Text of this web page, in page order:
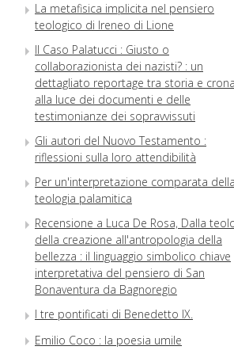
La metafisica implicita nel pensiero
teologico di Ireneo di Lione
Il Caso Palatucci : Giusto o
collaborazionista dei nazisti? : un
dettagliato reportage tra storia e
alla luce dei documenti e delle
testimonianze dei sopravvissuti
Gli autori del Nuovo Testamento :
riflessioni sulla loro attendibilità
Per un'interpretazione comparata della
teologia palamitica
Recensione a Luca De Rosa, Dalla
della creazione all'antropologia della
bellezza : il linguaggio simbolico chiave
interpretativa del pensiero di San
Bonaventura da Bagnoregio
I tre pontificati di Benedetto IX.
Emilio Coco : la poesia umile